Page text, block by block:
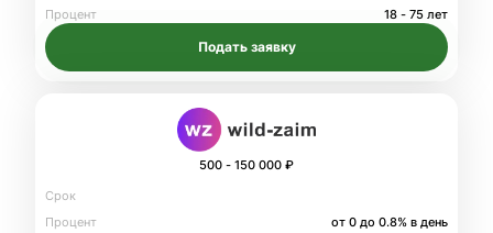
Процент
18 - 75 лет
Подать заявку
500 - 150 000 ₽
Срок
Процент
от 0 до 0.8% в день